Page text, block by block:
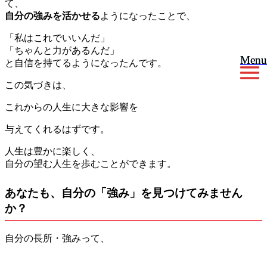
Menu
Menu
て
自分の強みを活かせるようになったことで、
「私はこれでいいんだ」
「ちゃんと力があるんだ」
と自信を持てるようになったんです。
この気づきは、
これからの人生に大きな影響を
与えてくれるはずです。
人生は豊かに楽しく、
自分の望む人生を歩むことができます。
あなたも、自分の「強み」を見つけてみません
か？
自分の長所・強みって、